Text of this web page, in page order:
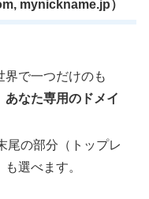
mynickname.jp）
界で一つだけのも
あなた専用のドメイ
尾の部分（トップレ
選べます。